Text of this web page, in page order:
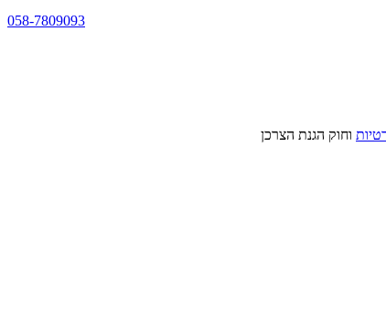
058-7809093
וחוק הגנת הצרכן